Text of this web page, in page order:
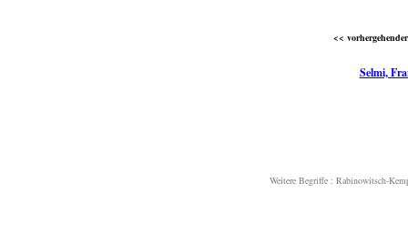
<<
Selmi,
Weitere Begriffe : Rabinowitsch-